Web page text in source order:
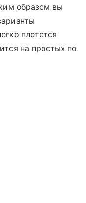
образом вы
плетется
на простых по